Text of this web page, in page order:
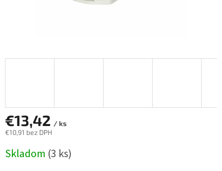
€13,42 / ks
€10,91 bez DPH
cena:
Skladom (3 ks)